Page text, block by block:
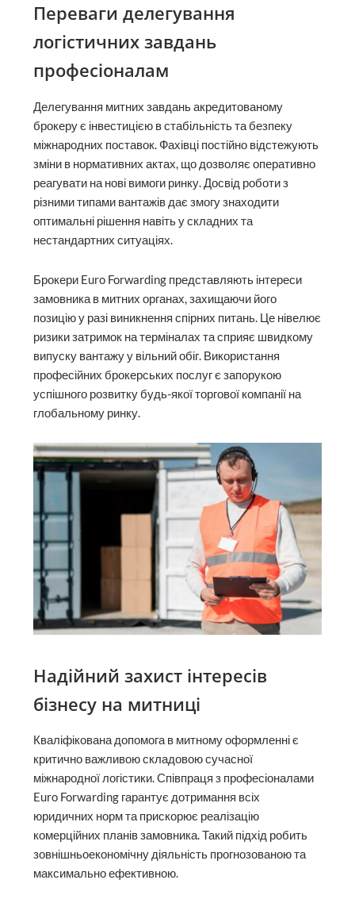
Переваги делегування
логістичних завдань
професіоналам
Делегування митних завдань акредитованому
брокеру є інвестицією в стабільність та безпеку
міжнародних поставок. Фахівці постійно відстежують
зміни в нормативних актах, що дозволяє оперативно
реагувати на нові вимоги ринку. Досвід роботи з
різними типами вантажів дає змогу знаходити
оптимальні рішення навіть у складних та
нестандартних ситуаціях.
Брокери Euro Forwarding представляють інтереси
замовника в митних органах, захищаючи його
позицію у разі виникнення спірних питань. Це нівелює
ризики затримок на терміналах та сприяє швидкому
випуску вантажу у вільний обіг. Використання
професійних брокерських послуг є запорукою
успішного розвитку будь-якої торгової компанії на
глобальному ринку.
Надійний захист інтересів
бізнесу на митниці
Кваліфікована допомога в митному оформленні є
критично важливою складовою сучасної
міжнародної логістики. Співпраця з професіоналами
Euro Forwarding гарантує дотримання всіх
юридичних норм та прискорює реалізацію
комерційних планів замовника. Такий підхід робить
зовнішньоекономічну діяльність прогнозованою та
максимально ефективною.